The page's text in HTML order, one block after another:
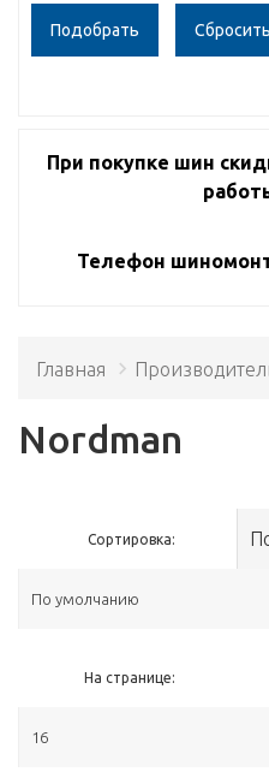
Сбросить
При покупке шин
Телефон
Главная
Nordman
Сортировка:
На странице: